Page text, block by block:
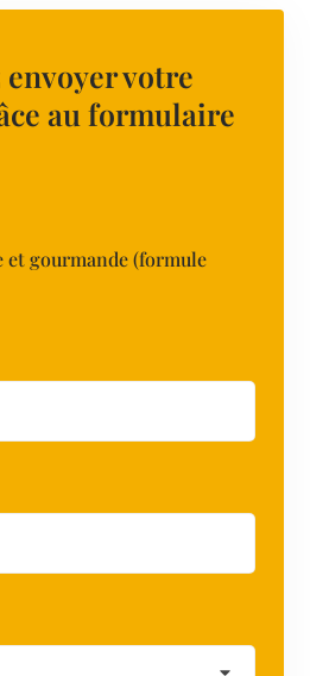
envoyer votre
au formulaire
et gourmande (formule